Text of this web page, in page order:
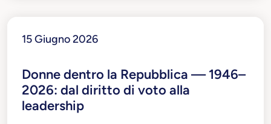
15 Giugno 2026
Donne dentro la Repubblica — 1946–
2026: dal diritto di voto alla
leadership